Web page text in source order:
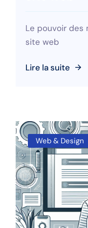
Le pouvoir des
site web
Lire la suite
Web & Design